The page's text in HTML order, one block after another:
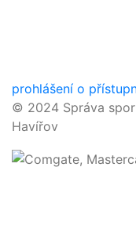
prohlášení o
© 2024 Správa
Havířov